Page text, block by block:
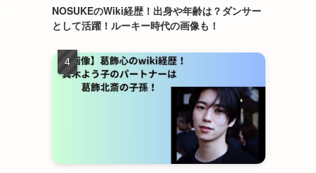
NOSUKEのWiki経歴！出身や年齢は？ダンサー
として活躍！ルーキー時代の画像も！